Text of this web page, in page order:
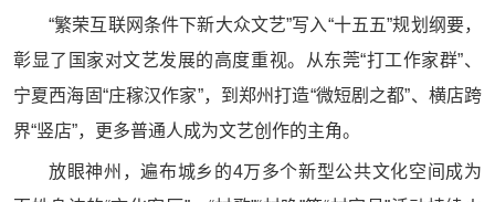
“繁荣互联网条件下新大众文艺”写入“十五五”规划纲要，
彰显了国家对文艺发展的高度重视。从东莞“打工作家群”、
宁夏西海固“庄稼汉作家”，到郑州打造“微短剧之都”、横店跨
界“竖店”，更多普通人成为文艺创作的主角。
放眼神州，遍布城乡的4万多个新型公共文化空间成为